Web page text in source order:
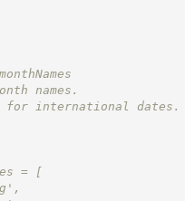
monthNames
names.
international dates.
= [